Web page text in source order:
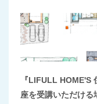
『LIFULL HOME'S
座を受講いただけ